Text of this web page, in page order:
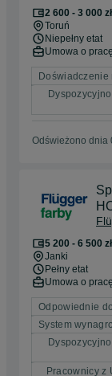
2 600 - 3 000
Toruń
Niepełny etat
Umowa o pracę
Doświadczenie
Odświeżono dnia
5 200 - 6 500
Janki
Pełny etat
Umowa o pracę
Odpowiednie
System
Pracownicy